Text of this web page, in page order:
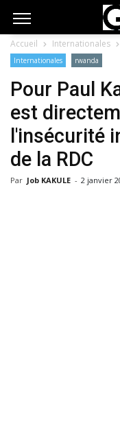
Accueil Internationales
Internationales rwanda
Pour Paul
est
l'insécurité
de la RDC
Par Job KAKULE - 2 janvier